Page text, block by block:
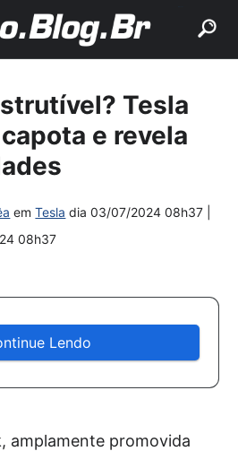
Tesla
e revela
emTesla dia03/07/2024 08h37
08h37
Lendo
amplamente promovida